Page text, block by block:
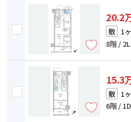
20.2
敷 1
8階 /
15.3
敷 1
6階 /